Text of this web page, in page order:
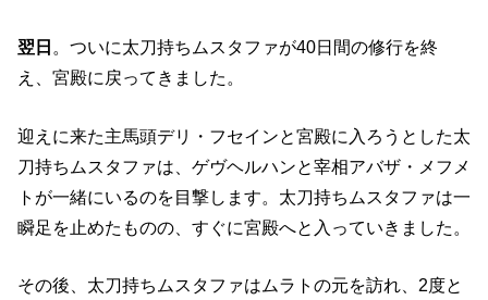
翌日 。ついに太刀持ちムスタファが40日間の修行を終
え、宮殿に戻ってきました。
迎えに来た主馬頭デリ・フセインと宮殿に入ろうとした太
刀持ちムスタファは、ゲヴヘルハンと宰相アバザ・メフメ
トが一緒にいるのを目撃します。太刀持ちムスタファは一
瞬足を止めたものの、すぐに宮殿へと入っていきました。
その後、太刀持ちムスタファはムラトの元を訪れ、2度と